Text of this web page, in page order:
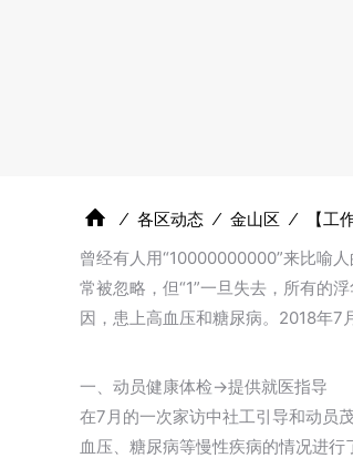
⁄ 各区动态 ⁄ 金山区 ⁄
【工
曾经有人用“10000000000”来比喻
常被忽略，但“1”一旦失去，所有的
因，患上高血压和糖尿病。2018年7
一、动员健康体检→提供就医指导
在7月的一次家访中社工引导和动员
血压、糖尿病等慢性疾病的情况进